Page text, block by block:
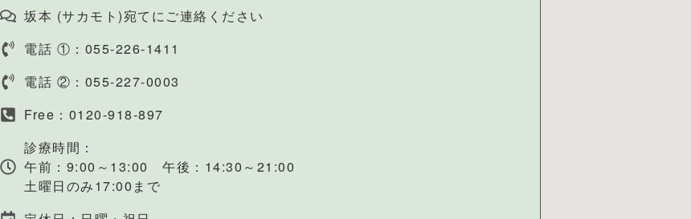
坂本 (サカモト)宛てにご連絡ください
電話 ①：055-226-1411
電話 ②：055-227-0003
Free：0120-918-897
診療時間：
午前：9:00～13:00 午後：14:30～21:00
土曜日のみ17:00まで